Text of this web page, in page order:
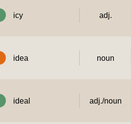
icy adj.
idea noun
ideal adj./noun